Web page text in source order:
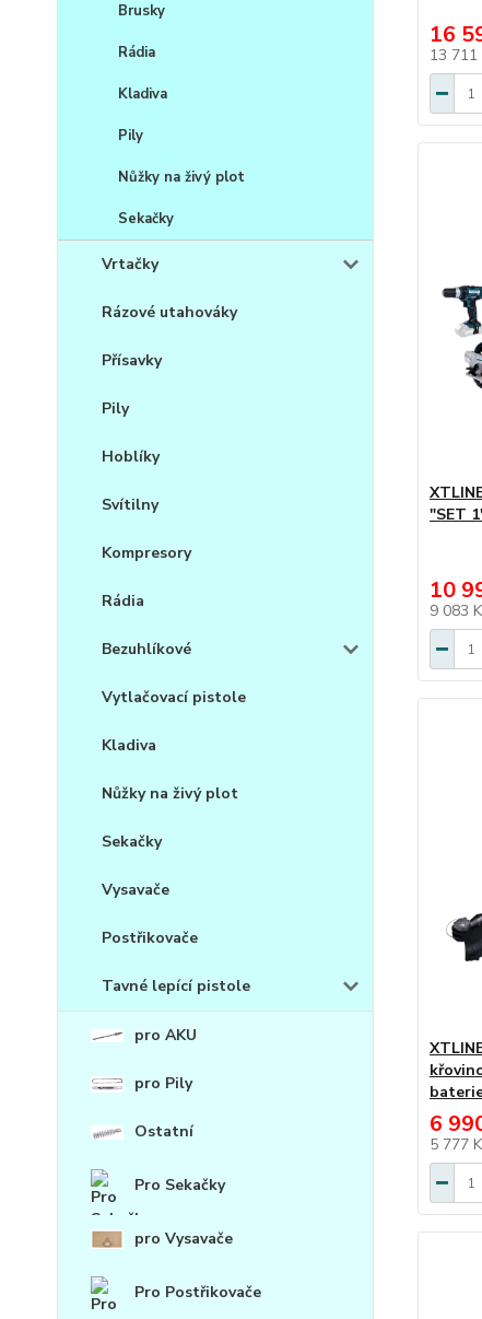
Brusky
Rádia
Kladiva
Pily
Nůžky na živý plot
Sekačky
Vrtačky
Rázové utahováky
Přísavky
Pily
Hoblíky
Svítilny
Kompresory
Rádia
Bezuhlíkové
Vytlačovací pistole
Kladiva
Nůžky na živý plot
Sekačky
Vysavače
Postřikovače
Tavné lepící pistole
pro AKU
pro Pily
Ostatní
Pro Sekačky
pro Vysavače
Pro Postřikovače
16
13 711
"SET
10
9 083
6
5 777